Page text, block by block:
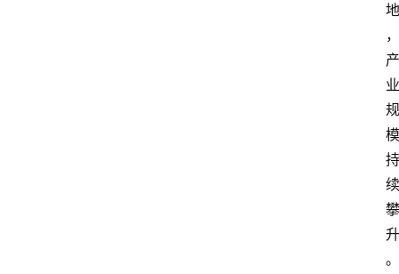
地
，
产
业
规
模
持
续
攀
升
。